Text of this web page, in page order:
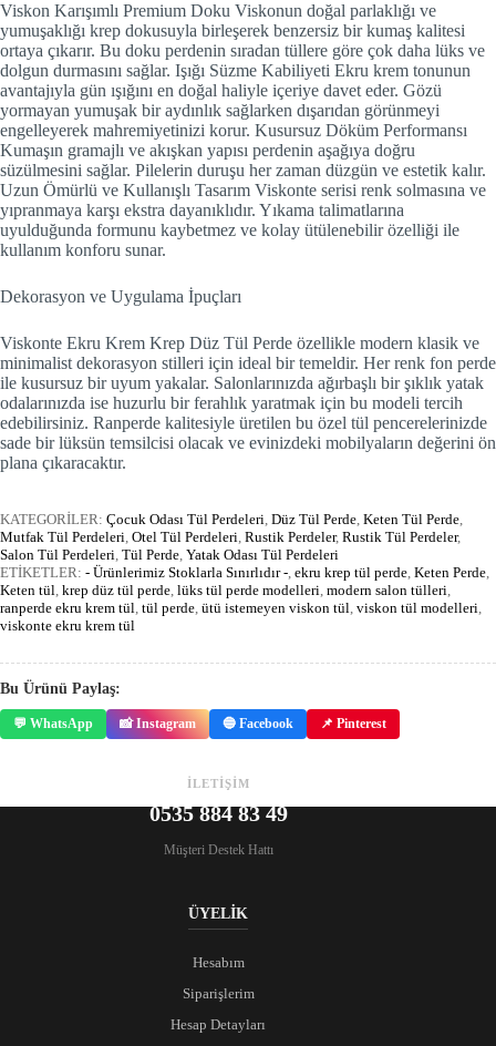
Viskon Karışımlı Premium Doku Viskonun doğal parlaklığı ve
yumuşaklığı krep dokusuyla birleşerek benzersiz bir kumaş kalitesi
ortaya çıkarır. Bu doku perdenin sıradan tüllere göre çok daha lüks ve
dolgun durmasını sağlar. Işığı Süzme Kabiliyeti Ekru krem tonunun
avantajıyla gün ışığını en doğal haliyle içeriye davet eder. Gözü
yormayan yumuşak bir aydınlık sağlarken dışarıdan görünmeyi
engelleyerek mahremiyetinizi korur. Kusursuz Döküm Performansı
Kumaşın gramajlı ve akışkan yapısı perdenin aşağıya doğru
süzülmesini sağlar. Pilelerin duruşu her zaman düzgün ve estetik kalır.
Uzun Ömürlü ve Kullanışlı Tasarım Viskonte serisi renk solmasına ve
yıpranmaya karşı ekstra dayanıklıdır. Yıkama talimatlarına
uyulduğunda formunu kaybetmez ve kolay ütülenebilir özelliği ile
kullanım konforu sunar.
Dekorasyon ve Uygulama İpuçları
Viskonte Ekru Krem Krep Düz Tül Perde özellikle modern klasik ve
minimalist dekorasyon stilleri için ideal bir temeldir. Her renk fon perde
ile kusursuz bir uyum yakalar. Salonlarınızda ağırbaşlı bir şıklık yatak
odalarınızda ise huzurlu bir ferahlık yaratmak için bu modeli tercih
edebilirsiniz. Ranperde kalitesiyle üretilen bu özel tül pencerelerinizde
sade bir lüksün temsilcisi olacak ve evinizdeki mobilyaların değerini ön
plana çıkaracaktır.
KATEGORİLER: Çocuk Odası Tül Perdeleri, Düz Tül Perde, Keten Tül Perde,
Mutfak Tül Perdeleri, Otel Tül Perdeleri, Rustik Perdeler, Rustik Tül Perdeler,
Salon Tül Perdeleri, Tül Perde, Yatak Odası Tül Perdeleri
ETİKETLER: - Ürünlerimiz Stoklarla Sınırlıdır -, ekru krep tül perde, Keten Perde,
Keten tül, krep düz tül perde, lüks tül perde modelleri, modern salon tülleri,
ranperde ekru krem tül, tül perde, ütü istemeyen viskon tül, viskon tül modelleri,
viskonte ekru krem tül
Bu Ürünü Paylaş:
💬 WhatsApp 📸 Instagram 🔵 Facebook 📌 Pinterest
İLETİŞİM
0535 884 83 49
Müşteri Destek Hattı
ÜYELİK
Hesabım
Siparişlerim
Hesap Detayları